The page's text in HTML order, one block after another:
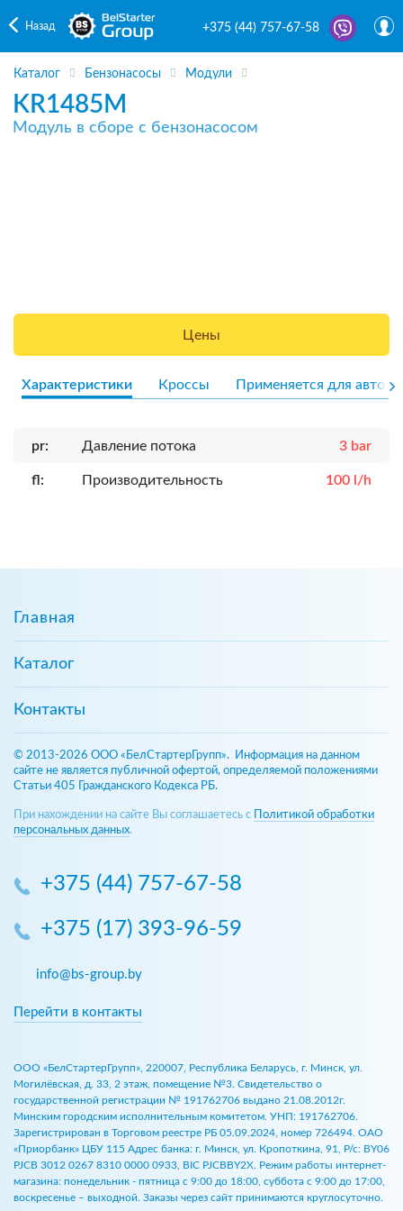
Назад +375 (44) 757-67-58
Каталог Бензонасосы Модули
KR1485M
Модуль в сборе с бензонасосом
Цены
Характеристики Кроссы Применяется для авто
pr: Давление потока 3 bar
fl: Производительность 100 l/h
Главная
Каталог
Контакты
© 2013-2026 ООО «БелСтартерГрупп». Информация на данном
сайте не является публичной офертой, определяемой положениями
Статьи 405 Гражданского Кодекса РБ.
При нахождении на сайте Вы соглашаетесь с
Политикой обработки
персональных данных.
+375 (44) 757-67-58
+375 (17) 393-96-59
info@bs-group.by
Перейти в контакты
ООО «БелСтартерГрупп», 220007, Республика Беларусь, г. Минск, ул.
Могилёвская, д. 33, 2 этаж, помещение №3. Свидетельство о
государственной регистрации № 191762706 выдано 21.08.2012г.
Минским городским исполнительным комитетом. УНП: 191762706.
Зарегистрирован в Торговом реестре РБ 05.09.2024, номер 726494. ОАО
«Приорбанк» ЦБУ 115 Адрес банка: г. Минск, ул. Кропоткина, 91, Р/с: BY06
PJCB 3012 0267 8310 0000 0933, BIC PJCBBY2X. Режим работы интернет-
магазина: понедельник - пятница с 9:00 до 18:00, суббота с 9:00 до 17:00,
воскресенье – выходной. Заказы через сайт принимаются круглосуточно.